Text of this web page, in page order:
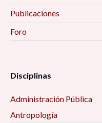
Publicaciones
Foro
Disciplinas
Administración Pública
Antropología